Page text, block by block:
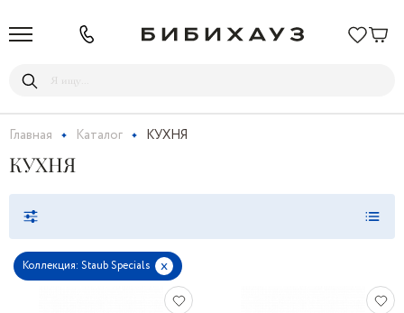
Главная Каталог КУХНЯ
КУХНЯ
Коллекция: Staub Specials x